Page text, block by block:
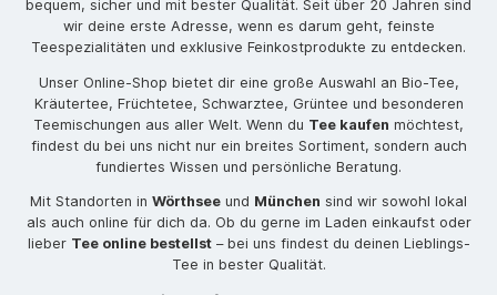
bequem, sicher und mit bester Qualität. Seit über 20 Jahren sind
wir deine erste Adresse, wenn es darum geht, feinste
Teespezialitäten und exklusive Feinkostprodukte zu entdecken.
Unser Online-Shop bietet dir eine große Auswahl an Bio-Tee,
Kräutertee, Früchtetee, Schwarztee, Grüntee und besonderen
Teemischungen aus aller Welt. Wenn du Tee kaufen möchtest,
findest du bei uns nicht nur ein breites Sortiment, sondern auch
fundiertes Wissen und persönliche Beratung.
Mit Standorten in Wörthsee und München sind wir sowohl lokal
als auch online für dich da. Ob du gerne im Laden einkaufst oder
lieber Tee online bestellst– bei uns findest du deinen Lieblings-
Tee in bester Qualität.